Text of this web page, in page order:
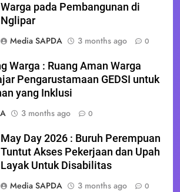
Warga pada Pembangunan di
Nglipar
Media SAPDA
3 months ago 0
Warga : Ruang Aman Warga
Pengarustamaan GEDSI untuk
yang Inklusi
3 months ago 0
May Day 2026 : Buruh Perempuan
Tuntut Akses Pekerjaan dan Upah
Layak Untuk Disabilitas
Media SAPDA
3 months ago 0